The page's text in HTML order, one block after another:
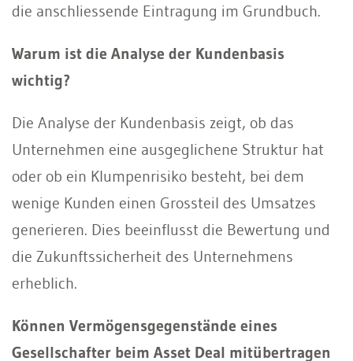
die anschliessende Eintragung im Grundbuch.
Warum ist die Analyse der Kundenbasis
wichtig?
Die Analyse der Kundenbasis zeigt, ob das
Unternehmen eine ausgeglichene Struktur hat
oder ob ein Klumpenrisiko besteht, bei dem
wenige Kunden einen Grossteil des Umsatzes
generieren. Dies beeinflusst die Bewertung und
die Zukunftssicherheit des Unternehmens
erheblich.
Können Vermögensgegenstände eines
Gesellschafter beim Asset Deal mitübertragen